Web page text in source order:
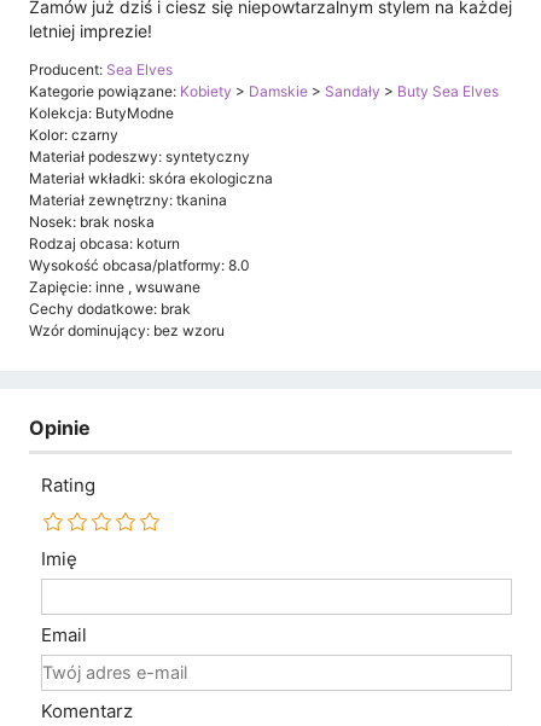
Zamów już dziś i ciesz się niepowtarzalnym stylem na każdej
letniej imprezie!
Producent: Sea Elves
Kategorie powiązane: Kobiety > Damskie > Sandały > Buty Sea Elves
Kolekcja: ButyModne
Kolor: czarny
Materiał podeszwy: syntetyczny
Materiał wkładki: skóra ekologiczna
Materiał zewnętrzny: tkanina
Nosek: brak noska
Rodzaj obcasa: koturn
Wysokość obcasa/platformy: 8.0
Zapięcie: inne , wsuwane
Cechy dodatkowe: brak
Wzór dominujący: bez wzoru
Opinie
Rating
Imię
Email
Komentarz